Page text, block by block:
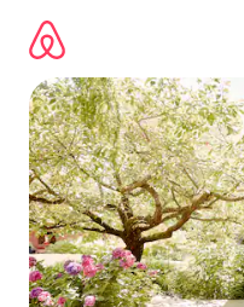
direct
naar
inhoud